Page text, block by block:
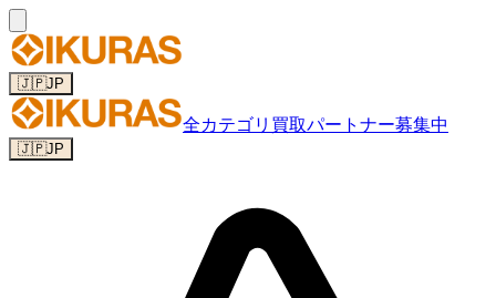
🇯🇵JP
全カテゴリ 買取パートナー募集中
🇯🇵JP